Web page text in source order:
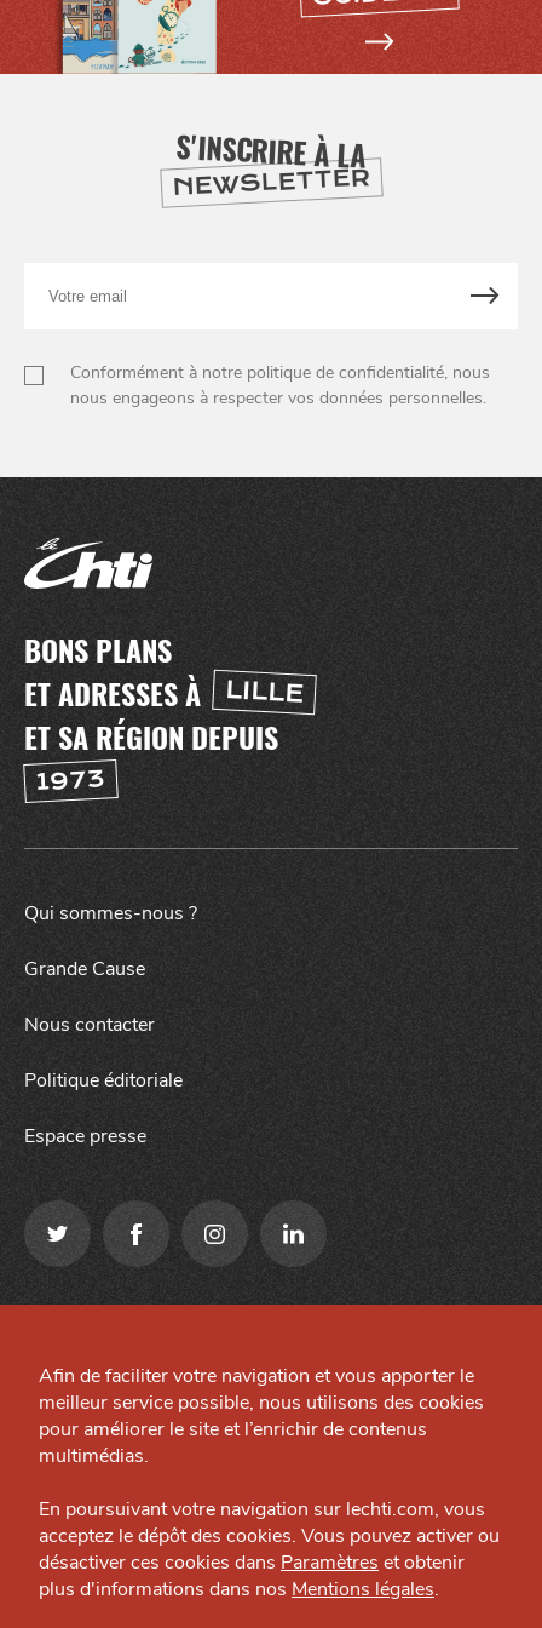
Grande Cause
Nous contacter
Politique éditoriale
Espace presse
HTITE
C
A
N
S'INSCRIRE À LA
NEWSLETTER
email
Conformément à notre politique de confidentialité, nous
nous engageons à respecter vos données personnelles.
BONS PLANS
ET ADRESSES À
LILLE
ET SA RÉGION DEPUIS
1973
Qui sommes-nous ?
Grande Cause
Nous contacter
Politique éditoriale
Espace presse
Préférences cookies
Site créé par
Afin de faciliter votre navigation et vous apporter le
meilleur service possible, nous utilisons des cookies
pour améliorer le site et l’enrichir de contenus
multimédias.
En poursuivant votre navigation sur lechti.com, vous
acceptez le dépôt des cookies. Vous pouvez activer ou
désactiver ces cookies dans Paramètres et obtenir
plus d'informations dans nos Mentions légales.
J'accepte Je refuse